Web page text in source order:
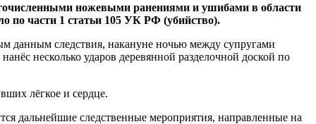
ножевыми ранениями и ушибами в области
по части 1 статьи 105 УК РФ (убийство).
данным следствия, накануне ночью между супругами
несколько ударов деревянной разделочной доской по
лёгкое и сердце.
дальнейшие следственные мероприятия, направленные на